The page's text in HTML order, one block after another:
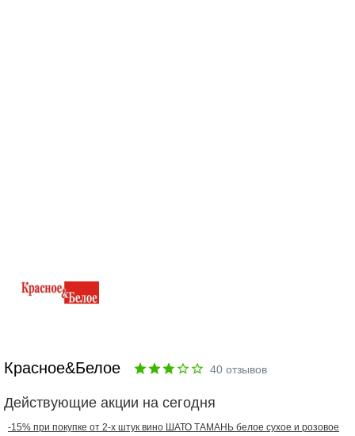
Красное&Белое 40 отзывов
Действующие акции на сегодня
-15% при покупке от 2-х штук вино ШАТО ТАМАНЬ белое сухое и розовое